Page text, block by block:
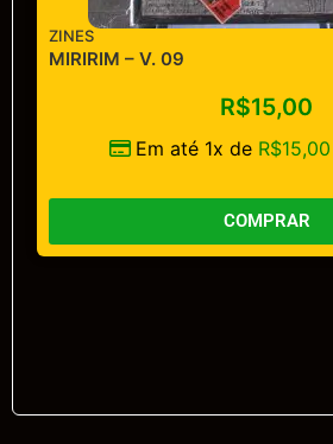
ZINES
MIRIRIM – V. 09
R$15,00
Em até 1x de R$15,00
COMPRAR